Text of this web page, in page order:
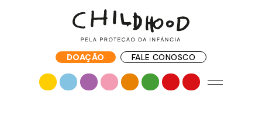
DOAÇÃO FALE CONOSCO